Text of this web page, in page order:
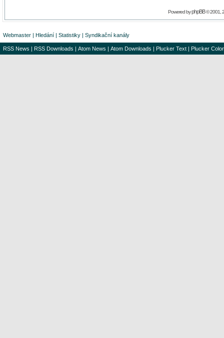
Powered byphpBB© 2001,
Webmaster | Hledání | Statistiky | Syndikační kanály
RSS News | RSS Downloads | Atom News | Atom Downloads | Plucker Text | Plucker Color